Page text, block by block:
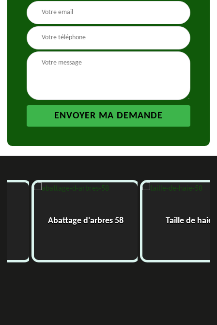
Abattage d'arbres 58 Taille de haie